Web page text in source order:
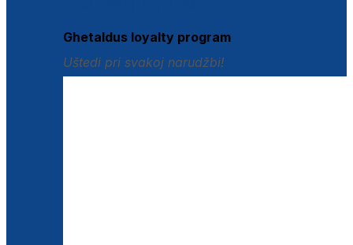
Ghetaldus loyalty program
Uštedi pri svakoj narudžbi!